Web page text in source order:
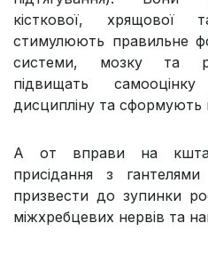
кісткової, хрящової
стимулюють правильне
системи, мозку та
підвищать
дисципліну та сформують
А от вправи на
присідання з
призвести до зупинки
міжхребцевих нервів та